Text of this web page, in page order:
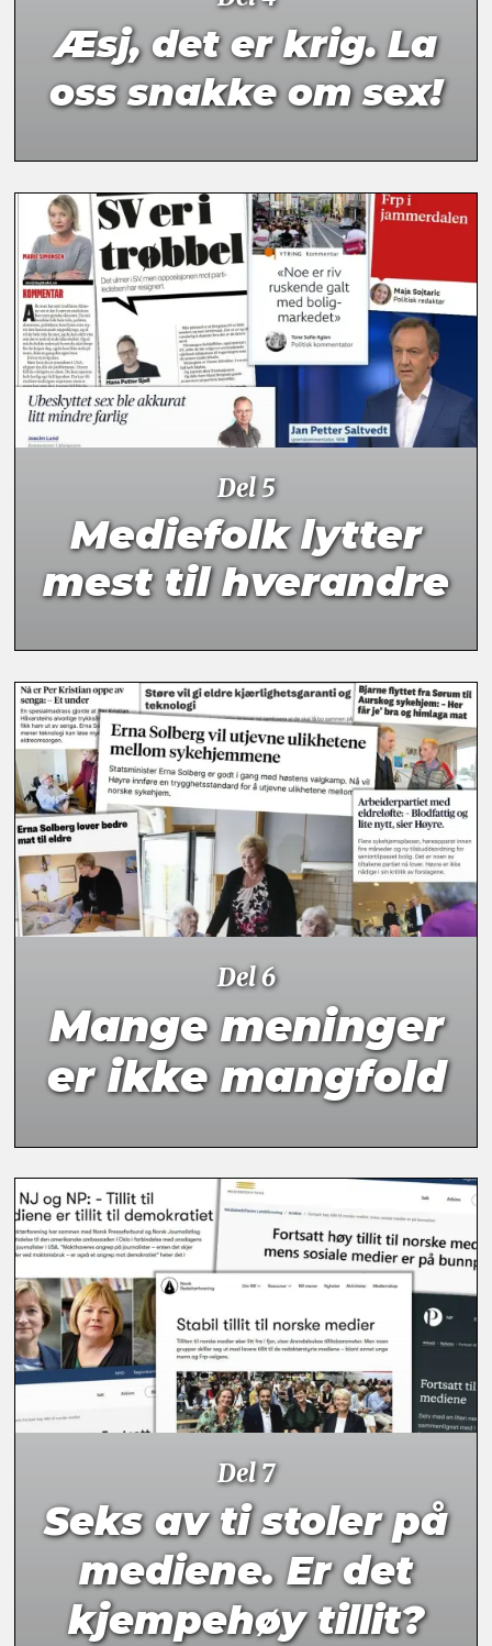
Æsj, det er krig. La
oss snakke om sex!
Del 5
Mediefolk lytter
mest til hverandre
Del 6
Mange meninger
er ikke mangfold
Del 7
Seks av ti stoler på
mediene. Er det
kjempehøy tillit?